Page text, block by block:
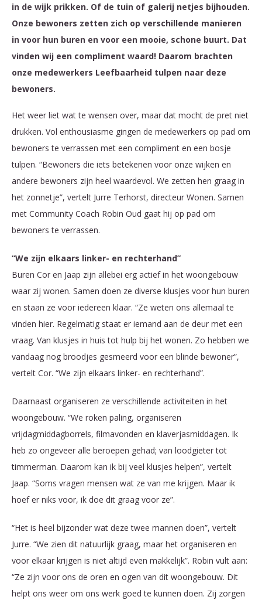
in de wijk prikken. Of de tuin of galerij netjes bijhouden.
Onze bewoners zetten zich op verschillende manieren
in voor hun buren en voor een mooie, schone buurt. Dat
vinden wij een compliment waard! Daarom brachten
onze medewerkers Leefbaarheid tulpen naar deze
bewoners.
Het weer liet wat te wensen over, maar dat mocht de pret niet
drukken. Vol enthousiasme gingen de medewerkers op pad om
bewoners te verrassen met een compliment en een bosje
tulpen. “Bewoners die iets betekenen voor onze wijken en
andere bewoners zijn heel waardevol. We zetten hen graag in
het zonnetje”, vertelt Jurre Terhorst, directeur Wonen. Samen
met Community Coach Robin Oud gaat hij op pad om
bewoners te verrassen.
“We zijn elkaars linker- en rechterhand”
Buren Cor en Jaap zijn allebei erg actief in het woongebouw
waar zij wonen. Samen doen ze diverse klusjes voor hun buren
en staan ze voor iedereen klaar. “Ze weten ons allemaal te
vinden hier. Regelmatig staat er iemand aan de deur met een
vraag. Van klusjes in huis tot hulp bij het wonen. Zo hebben we
vandaag nog broodjes gesmeerd voor een blinde bewoner”,
vertelt Cor. “We zijn elkaars linker- en rechterhand”.
Daarnaast organiseren ze verschillende activiteiten in het
woongebouw. “We roken paling, organiseren
vrijdagmiddagborrels, filmavonden en klaverjasmiddagen. Ik
heb zo ongeveer alle beroepen gehad; van loodgieter tot
timmerman. Daarom kan ik bij veel klusjes helpen”, vertelt
Jaap. “Soms vragen mensen wat ze van me krijgen. Maar ik
hoef er niks voor, ik doe dit graag voor ze”.
“Het is heel bijzonder wat deze twee mannen doen”, vertelt
Jurre. “We zien dit natuurlijk graag, maar het organiseren en
voor elkaar krijgen is niet altijd even makkelijk”. Robin vult aan:
“Ze zijn voor ons de oren en ogen van dit woongebouw. Dit
helpt ons weer om ons werk goed te kunnen doen. Zij zorgen